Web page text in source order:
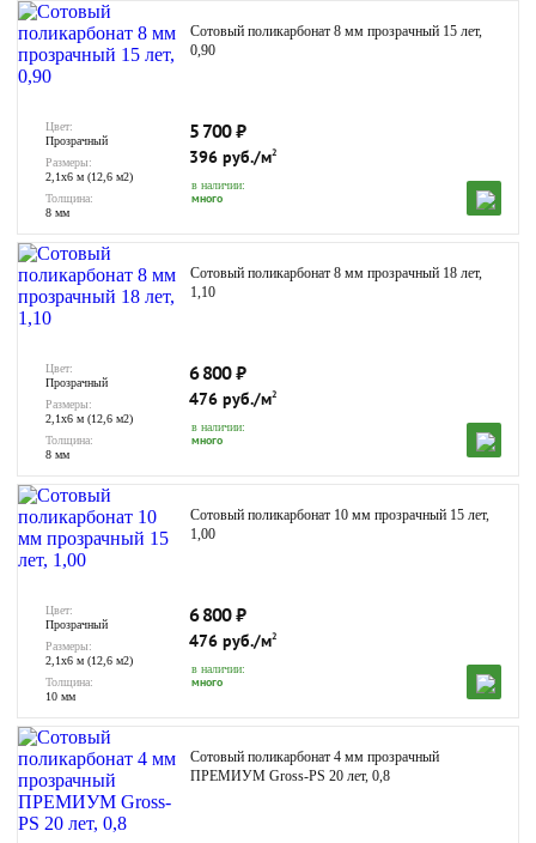
Сотовый поликарбонат 8 мм прозрачный 15 лет,
0,90
Цвет:
Прозрачный
Размеры:
2,1х6 м (12,6 м2)
Толщина:
8 мм
5 700₽
396 руб./м2
в наличии:
много
Сотовый поликарбонат 8 мм прозрачный 18 лет,
1,10
Цвет:
Прозрачный
Размеры:
2,1х6 м (12,6 м2)
Толщина:
8 мм
6 800₽
476 руб./м2
в наличии:
много
Сотовый поликарбонат 10 мм прозрачный 15 лет,
1,00
Цвет:
Прозрачный
Размеры:
2,1х6 м (12,6 м2)
Толщина:
10 мм
6 800₽
476 руб./м2
в наличии:
много
Сотовый поликарбонат 4 мм прозрачный
ПРЕМИУМ Gross-PS 20 лет, 0,8